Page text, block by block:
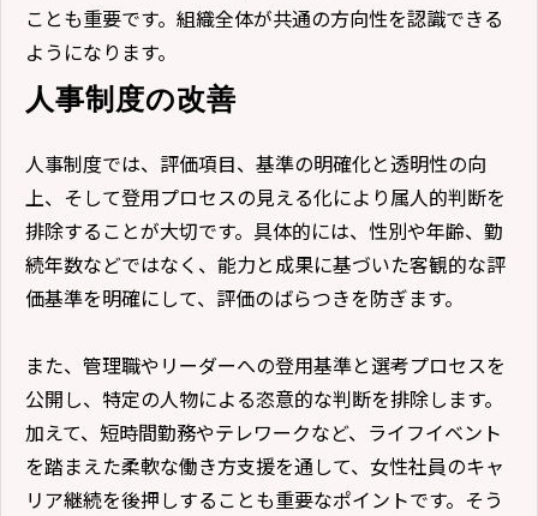
ことも重要です。組織全体が共通の方向性を認識できる
ようになります。
人事制度の改善
人事制度では、評価項目、基準の明確化と透明性の向
上、そして登用プロセスの見える化により属人的判断を
排除することが大切です。具体的には、性別や年齢、勤
続年数などではなく、能力と成果に基づいた客観的な評
価基準を明確にして、評価のばらつきを防ぎます。
また、管理職やリーダーへの登用基準と選考プロセスを
公開し、特定の人物による恣意的な判断を排除します。
加えて、短時間勤務やテレワークなど、ライフイベント
を踏まえた柔軟な働き方支援を通して、女性社員のキャ
リア継続を後押しすることも重要なポイントです。そう